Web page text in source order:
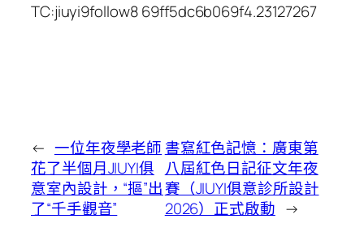
TC:jiuyi9follow8 69ff5dc6b069f4.23127267
← 一位年夜學老師
花了半個月JIUYI俱
意室內設計，“摳”出
了“千手觀音”
書寫紅色記憶：廣東第
八屆紅色日記征文年夜
賽（JIUYI俱意診所設計
2026）正式啟動 →